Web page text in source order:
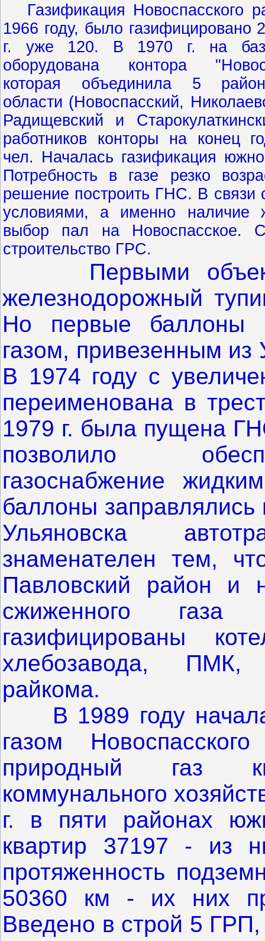
Газификация Новоспасского
1966 году, было газифицировано
г. уже 120. В 1970 г. на
оборудована контора
которая объединила 5
области (Новоспасский,
Радищевский и
работников конторы на конец
чел. Началась газификация
Потребность в газе резко
решение построить ГНС. В связи
условиями, а именно наличие
выбор пал на Новоспасское.
строительство ГРС.
Первыми
железнодорожный
Но первые баллоны
газом, привезенным из
В 1974 году с
переименована в
1979 г. была пущена
позволило
газоснабжение
баллоны заправлялись
Ульяновска
знаменателен тем,
Павловский район и
сжиженного
газифицированы
хлебозавода, ПМК,
райкома.
В 1989 году
газом
природный газ
коммунального
г. в пяти районах
квартир 37197 - из
протяженность
50360 км - их них
Введено в строй 5